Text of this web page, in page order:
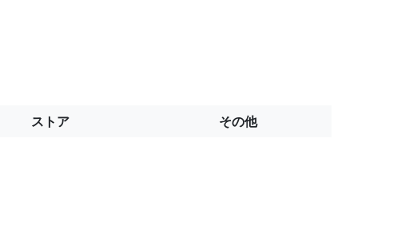
ストア その他